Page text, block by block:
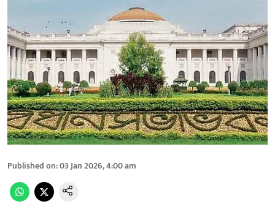
Published on:03 Jan 2026, 4:00 am